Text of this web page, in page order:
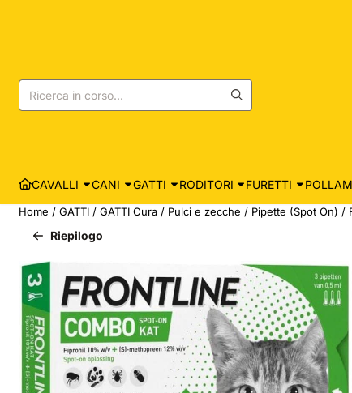
Cerca
CAVALLI CANI GATTI RODITORI FURETTI
Home / GATTI / GATTI Cura / Pulci e zecche / Pipette (Spot On) /
Riepilogo